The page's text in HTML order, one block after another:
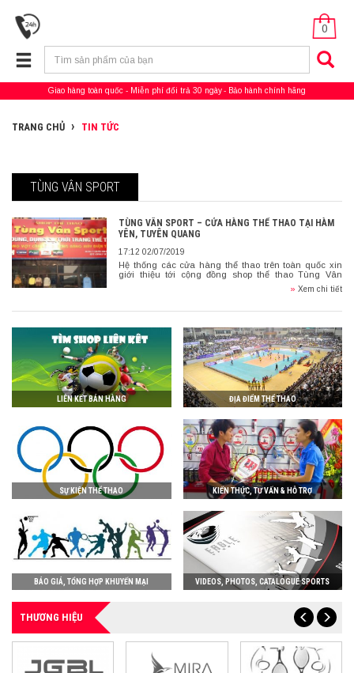
0
Giao hàng toàn quốc Miễn phí đổi trả 30 ngày Bảo hành chính hãng
TRANG CHỦ TIN TỨC
TÙNG VÂN SPORT
TÙNG VÂN SPORT – CỬA HÀNG THỂ THAO TẠI HÀM
YÊN, TUYÊN QUANG
17:12 02/07/2019
Hệ thống các cửa hàng thể thao trên toàn quốc xin
giới thiệu tới cộng đồng shop thể thao Tùng Vân
Sport tại khu vực SN 345, Thị Trấn Tân Yên, Hàm Yên,
» Xem chi tiết
LIÊN KẾT BÁN HÀNG ĐỊA ĐIỂM THỂ THAO
SỰ KIỆN THỂ THAO KIẾN THỨC, TƯ VẤN & HỖ TRỢ
BÁO GIÁ, TỔNG HỢP KHUYẾN MẠI VIDEOS, PHOTOS, CATALOGUE SPORTS
THƯƠNG HIỆU